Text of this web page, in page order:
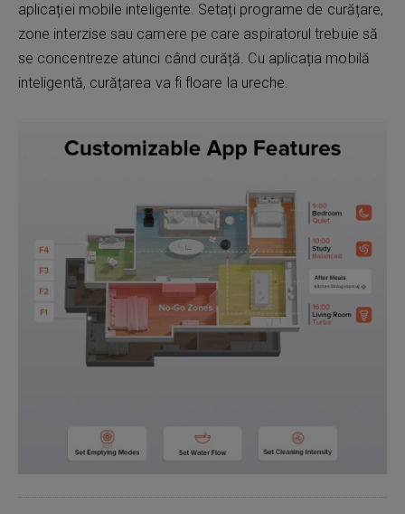
aplicației mobile inteligente. Setați programe de curățare,
zone interzise sau camere pe care aspiratorul trebuie să
se concentreze atunci când curăță. Cu aplicația mobilă
inteligentă, curățarea va fi floare la ureche.